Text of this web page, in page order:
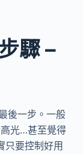
驟 –
後一步。一般
光…甚至覺得
只要控制好用